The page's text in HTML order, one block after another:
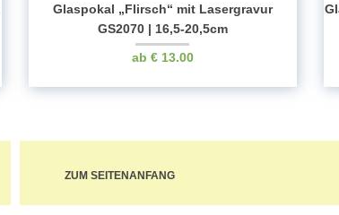
Glaspokal „Flirsch“ mit Lasergravur
GS2070 | 16,5-20,5cm
€13.00
ZUM SEITENANFANG